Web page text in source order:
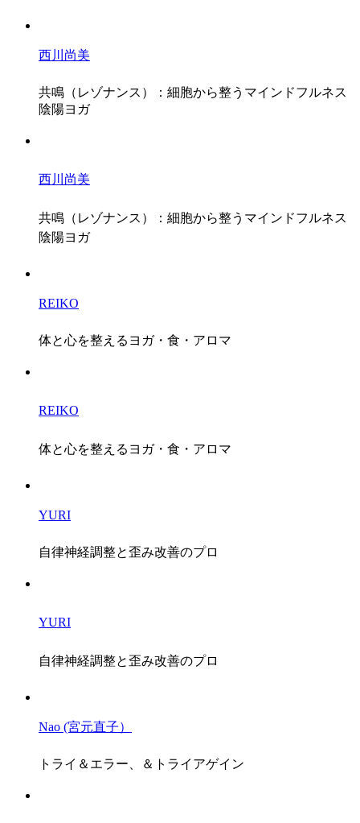
西川尚美
共鳴（レゾナンス）：細胞から整うマインドフルネス
陰陽ヨガ
西川尚美
共鳴（レゾナンス）：細胞から整うマインドフルネス
陰陽ヨガ
REIKO
体と心を整えるヨガ・食・アロマ
REIKO
体と心を整えるヨガ・食・アロマ
YURI
自律神経調整と歪み改善のプロ
YURI
自律神経調整と歪み改善のプロ
Nao (宮元直子）
トライ＆エラー、＆トライアゲイン